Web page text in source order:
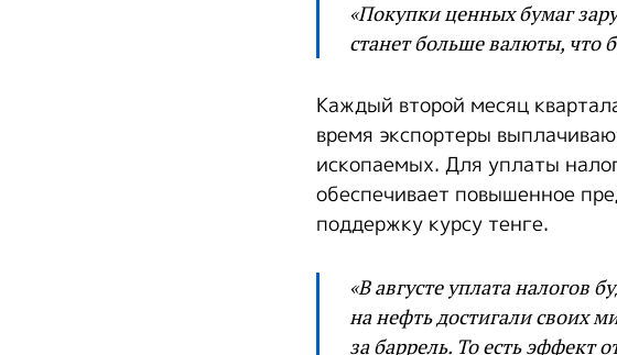
«Покупки ценных бумаг
станет больше валюты, что
Каждый второй месяц
время экспортеры
ископаемых. Для уплаты
обеспечивает повышенное
поддержку курсу тенге.
«В августе уплата налогов
на нефть достигали своих
за баррель. То есть